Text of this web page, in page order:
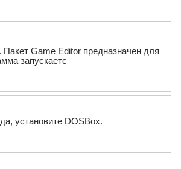
Game Editor предназначен для
запускаетс
установите DOSBox.